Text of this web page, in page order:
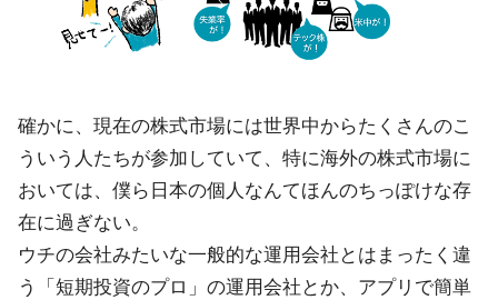
確かに、現在の株式市場には世界中からたくさんのこ
ういう人たちが参加していて、特に海外の株式市場に
おいては、僕ら日本の個人なんてほんのちっぽけな存
在に過ぎない。
ウチの会社みたいな一般的な運用会社とはまったく違
う「短期投資のプロ」の運用会社とか、アプリで簡単